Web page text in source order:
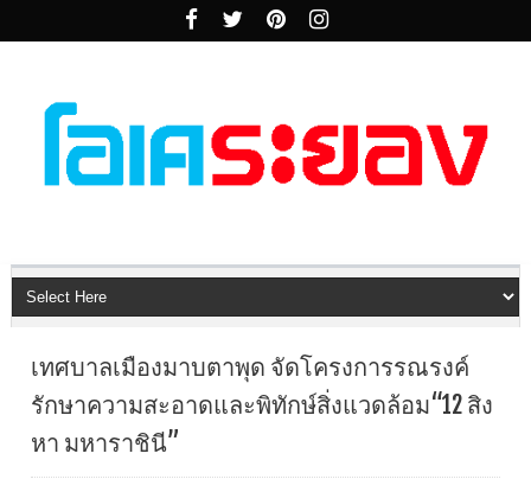
เทศบาลเมืองมาบตาพุด จัดโครงการรณรงค์
รักษาความสะอาดและพิทักษ์สิ่งแวดล้อม“12 สิง
หา มหาราชินี”